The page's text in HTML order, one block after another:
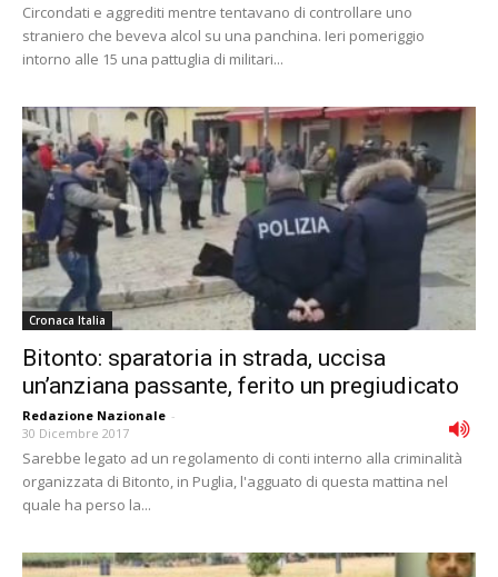
Circondati e aggrediti mentre tentavano di controllare uno
straniero che beveva alcol su una panchina. Ieri pomeriggio
intorno alle 15 una pattuglia di militari...
Cronaca Italia
Bitonto: sparatoria in strada, uccisa
un’anziana passante, ferito un pregiudicato
Redazione Nazionale -
30 Dicembre 2017
Sarebbe legato ad un regolamento di conti interno alla criminalità
organizzata di Bitonto, in Puglia, l'agguato di questa mattina nel
quale ha perso la...